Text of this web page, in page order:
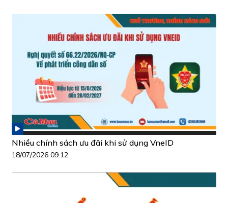
Nhiều chính sách ưu đãi khi sử dụng VneID
18/07/2026 09:12